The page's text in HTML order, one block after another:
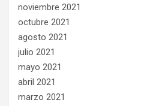
noviembre 2021
octubre 2021
agosto 2021
julio 2021
mayo 2021
abril 2021
marzo 2021